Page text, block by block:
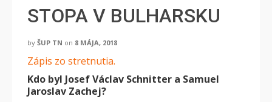
STOPA V BULHARSKU
by ŠUP TN on 8 MÁJA, 2018
Zápis zo stretnutia.
Kdo byl Josef Václav Schnitter a Samuel
Jaroslav Zachej?